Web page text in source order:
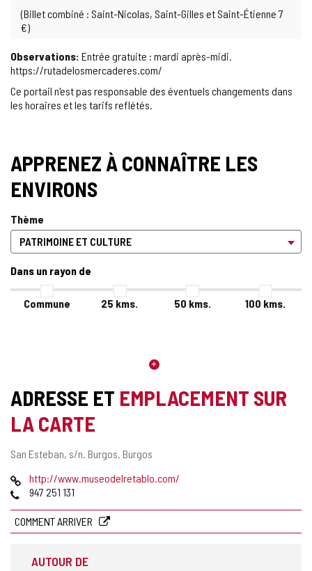
(Billet combiné : Saint-Nicolas, Saint-Gilles et Saint-Étienne 7
€)
Observations: Entrée gratuite : mardi après-midi.
https://rutadelosmercaderes.com/
Ce portail n'est pas responsable des éventuels changements dans
les horaires et les tarifs reflétés.
APPRENEZ À CONNAÎTRE LES
ENVIRONS
Thème
Dans un rayon de
Commune 25 kms. 50 kms. 100 kms.
ADRESSE ET EMPLACEMENT SUR
LA CARTE
Adresse
San Esteban, s/n. Burgos. Burgos
Page
Web
http://www.museodelretablo.com/
Téléphones
947 251 131
COMMENT ARRIVER
AUTOUR DE